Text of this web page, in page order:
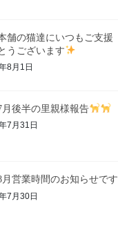
舗の猫達にいつもご支援
うございます
8月1日
月後半の里親様報告
7月31日
月営業時間のお知らせです
7月30日